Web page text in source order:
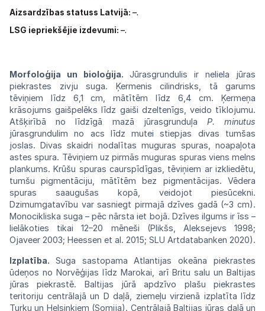
Aizsardzības statuss Latvijā: –.
LSG iepriekšējie izdevumi: –.
Morfoloģija un bioloģija. Jūrasgrundulis ir neliela jūras
piekrastes zivju suga. Ķermenis cilindrisks, tā
garums
tēviņiem līdz 6,1 cm, mātītēm līdz 6,4 cm. Ķermeņa
krāsojums gaišpelēks līdz gaiši dzeltenīgs, veido tīklojumu.
Atšķirībā no līdzīgā mazā jūrasgrunduļa P.minutus
jūrasgrundulimno acs līdz mutei stiepjas divas
tumšas
joslas. Divasskaidri nodalītas muguras spuras,noapaļota
astes spura. Tēviņiem uz pirmāsmuguras spuras viens melns
plankums. Krūšu spurascaurspīdīgas, tēviņiem ar izkliedētu,
tumšupigmentāciju, mātītēm bez pigmentācijas.Vēdera
spuras saaugušas kopā, veidojot piesūcekni.
Dzimumgatavību var sasniegt pirmajādzīves gadā (~3 cm).
Monocikliska suga – pēcnārsta iet bojā. Dzīves ilgums ir īss –
lielākoties tikai 12–20 mēneši (Plikšs, Aleksejevs1998;
Ojaveer 2003; Heessen et al. 2015; SLU Artdatabanken 2020).
Izplatība. Suga sastopama Atlantijasokeānapiekrastes
ūdeņos no Norvēģijas līdzMarokai, arī Britu salu un Baltijas
jūraspiekrastē. Baltijas jūrā apdzīvo plašu piekrastes
teritoriju centrālajā un D daļā, ziemeļu virzienā izplatīta līdz
Turku un Helsinkiem (Somija). Centrālajā Baltijas jūras daļā un